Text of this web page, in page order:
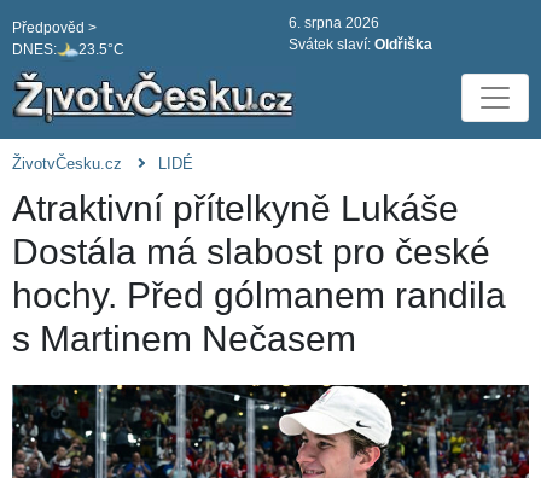
DNES: 23.5°C
Předpověd >
6. srpna 2026
Svátek slaví: Oldřiška
ŽivotvČesku.cz LIDÉ
Atraktivní přítelkyně Lukáše
Dostála má slabost pro české
hochy. Před gólmanem randila
s Martinem Nečasem